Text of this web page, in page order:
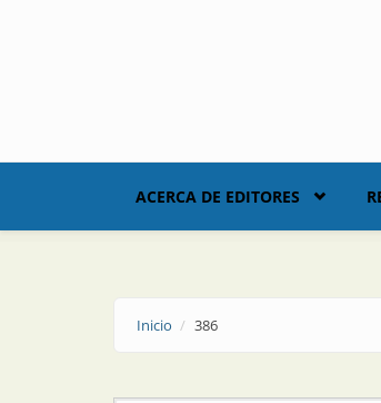
ACERCA DE EDITORES
Inicio 386